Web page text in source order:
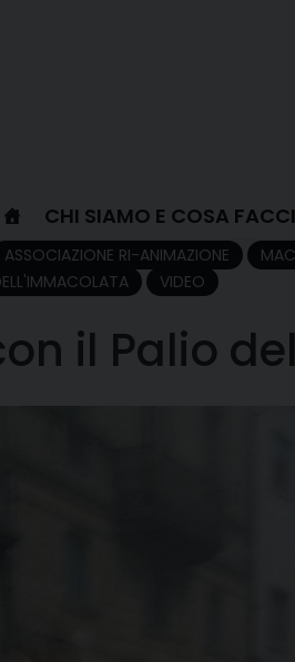
CHI SIAMO E COSA
ASSOCIAZIONE RI-ANIMAZIONE
VIDEO
il Palio